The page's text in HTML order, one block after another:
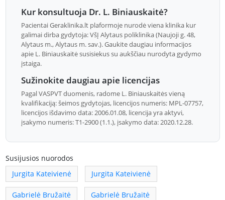
Kur konsultuoja Dr. L. Biniauskaitė?
Pacientai Geraklinika.lt plaformoje nurodė viena klinika kur
galimai dirba gydytoja: VšĮ Alytaus poliklinika (Naujoji g. 48,
Alytaus m., Alytaus m. sav.). Gaukite daugiau informacijos
apie L. Biniauskaitė susisiekus su aukščiau nurodyta gydymo
įstaiga.
Sužinokite daugiau apie licencijas
Pagal VASPVT duomenis, radome L. Biniauskaitės vieną
kvalifikaciją: šeimos gydytojas, licencijos numeris: MPL-07757,
licencijos išdavimo data: 2006.01.08, licencija yra aktyvi,
įsakymo numeris: T1-2900 (1.1.), įsakymo data: 2020.12.28.
Susijusios nuorodos
Jurgita Kateivienė
Jurgita Kateivienė
Gabrielė Bružaitė Gabrielė Bružaitė